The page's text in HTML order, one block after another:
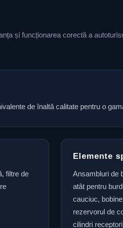
și funcționarea corectă a
de înaltă calitate pentru o
filtre de
Elemente
Ansambluri de
atât pentru
cauciuc,
rezervorul de
cilindri